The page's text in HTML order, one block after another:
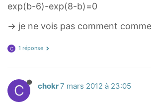
exp(b-6)-exp(8-b)=0
→ je ne vois pas comment
C 1 réponse
C chokr7 mars 2012 à 23:05